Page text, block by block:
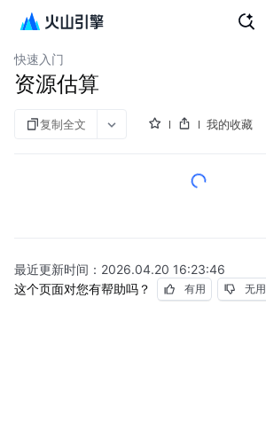
向量数据库 Milvus 版
快速入门
资源估算
复制全文 我的收藏
最近更新时间： 2026.04.20 16:23:46
这个页面对您有帮助吗？
有用 无用